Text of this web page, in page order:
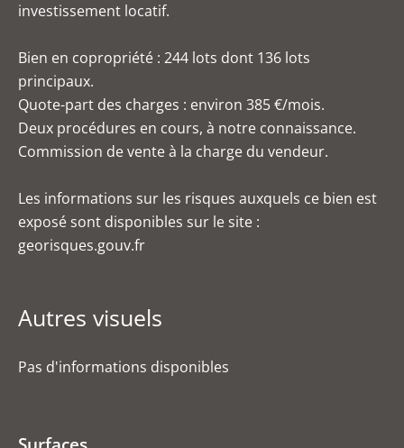
investissement locatif.
Bien en copropriété : 244 lots dont 136 lots
principaux.
Quote-part des charges : environ 385 €/mois.
Deux procédures en cours, à notre connaissance.
Commission de vente à la charge du vendeur.
Les informations sur les risques auxquels ce bien est
exposé sont disponibles sur le site :
georisques.gouv.fr
Autres visuels
Pas d'informations disponibles